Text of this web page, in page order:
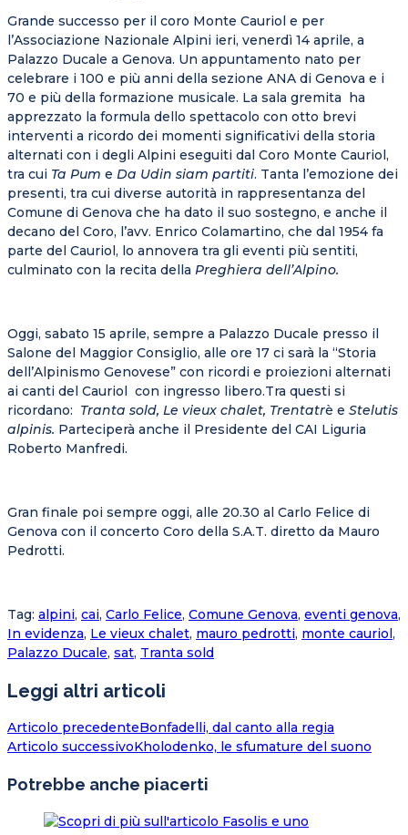
Grande successo per il coro Monte Cauriol e per
l’Associazione Nazionale Alpini ieri, venerdì 14 aprile, a
Palazzo Ducale a Genova. Un appuntamento nato per
celebrare i 100 e più anni della sezione ANA di Genova e i
70 e più della formazione musicale. La sala gremita ha
apprezzato la formula dello spettacolo con otto brevi
interventi a ricordo dei momenti significativi della storia
alternati con i degli Alpini eseguiti dal Coro Monte Cauriol,
tra cui Ta Pum e Da Udin siam partiti. Tanta l’emozione dei
presenti, tra cui diverse autorità in rappresentanza del
Comune di Genova che ha dato il suo sostegno, e anche il
decano del Coro, l’avv. Enrico Colamartino, che dal 1954 fa
parte del Cauriol, lo annovera tra gli eventi più sentiti,
culminato con la recita della Preghiera dell’Alpino.
Oggi, sabato 15 aprile, sempre a Palazzo Ducale presso il
Salone del Maggior Consiglio, alle ore 17 ci sarà la “Storia
dell’Alpinismo Genovese” con ricordi e proiezioni alternati
ai canti del Cauriol con ingresso libero.Tra questi si
ricordano: Tranta sold, Le vieux chalet, Trentatrè e Stelutis
alpinis. Parteciperà anche il Presidente del CAI Liguria
Roberto Manfredi.
Gran finale poi sempre oggi, alle 20.30 al Carlo Felice di
Genova con il concerto Coro della S.A.T. diretto da Mauro
Pedrotti.
Tag: alpini, cai, Carlo Felice, Comune Genova, eventi genova,
In evidenza, Le vieux chalet, mauro pedrotti, monte cauriol,
Palazzo Ducale, sat, Tranta sold
Leggi altri articoli
Articolo precedenteBonfadelli, dal canto alla regia
Articolo successivoKholodenko, le sfumature del suono
Potrebbe anche piacerti